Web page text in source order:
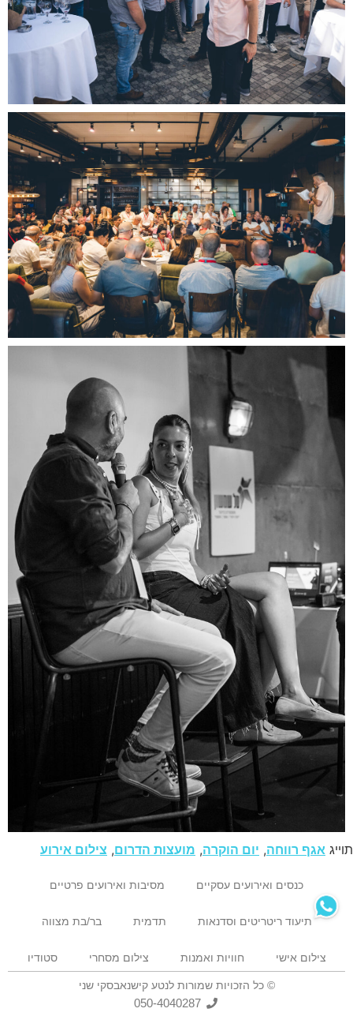
תוייג אגף רווחה, יום הוקרה, מועצות הדרום, צילום אירוע
כנסים ואירועים עסקיים מסיבות ואירועים פרטיים
תיעוד ריטריטים וסדנאות תדמית בר/בת מצווה
צילום אישי חוויות ואמנות צילום מסחרי סטודיו
© כל הזכויות שמורות לנטע קישנאבסקי שני
050-4040287